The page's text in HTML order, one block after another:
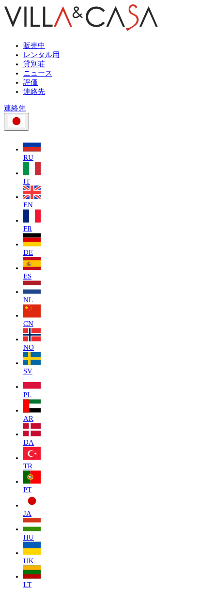
販売中
レンタル用
貸別荘
ニュース
評価
連絡先
連絡先
RU
IT
EN
FR
DE
ES
NL
CN
NO
SV
PL
AR
DA
TR
PT
JA
HU
UK
LT